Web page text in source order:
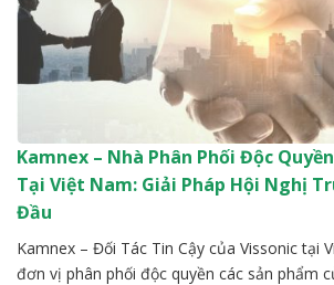
Kamnex – Nhà Phân Phối Độc
Tại Việt Nam: Giải Pháp Hội Nghị
Đầu
Kamnex – Đối Tác Tin Cậy của Vissonic tại
đơn vị phân phối độc quyền các sản phẩm